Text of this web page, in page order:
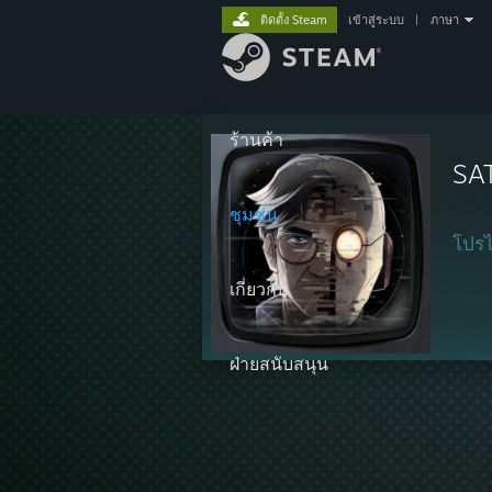
ร้านค้า
ชุมชน
เกี่ยวกับ
ฝ่ายสนับสนุน
ติดตั้ง Steam เข้าสู่ระบบ ภาษา
โปร